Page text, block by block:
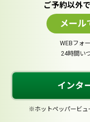
ご予約以外
メール
WEBフォ
24時間い
インタ
※ホットペッパービュ